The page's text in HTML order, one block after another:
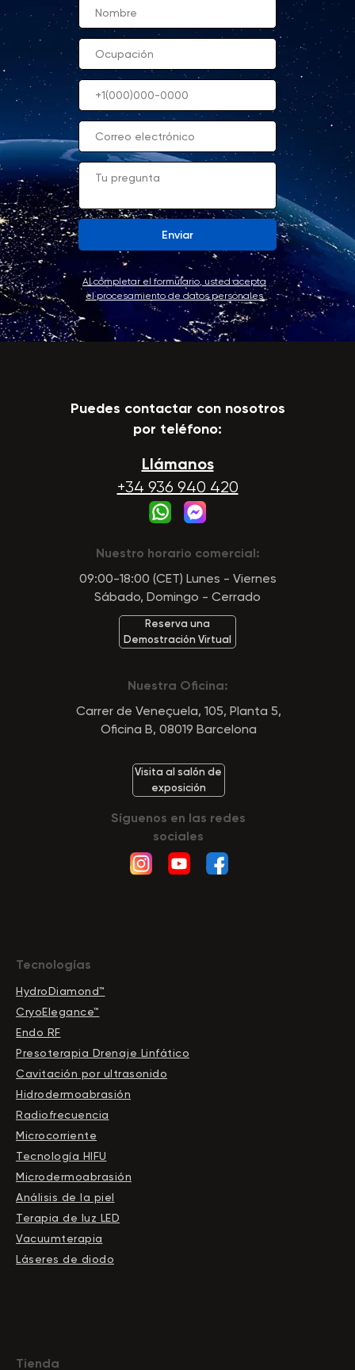
Enviar
Al completar el formulario, usted acepta
el procesamiento de datos personales
Llámanos
+34 936 940 420
Puedes contactar con nosotros
por teléfono:
Nuestro horario comercial:
09:00-18:00 (CET) Lunes - Viernes
Sábado, Domingo - Cerrado
Nuestra Oficina:
Carrer de Veneçuela, 105, Planta 5,
Oficina B, 08019 Barcelona
Reserva una
Demostración Virtual
Visita al salón de
exposición
Síguenos en las redes
sociales
Tecnologías
HydroDiamond™
CryoElegance™
Endo RF
Presoterapia Drenaje Linfático
Cavitación por ultrasonido
Hidrodermoabrasión
Radiofrecuencia
Microcorriente
Tecnología HIFU
Microdermoabrasión
Análisis de la piel
Terapia de luz LED
Vacuumterapia
Láseres de diodo
Tienda